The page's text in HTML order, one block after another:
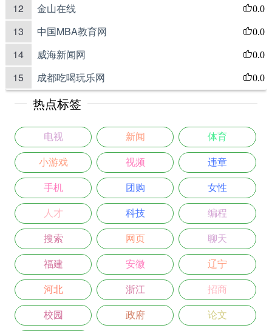
12 金山在线 0.0
13 中国MBA教育网 0.0
14 威海新闻网 0.0
15 成都吃喝玩乐网 0.0
热点标签
电视 新闻 体育
小游戏 视频 违章
手机 团购 女性
人才 科技 编程
搜索 网页 聊天
福建 安徽 辽宁
河北 浙江 招商
校园 政府 论文